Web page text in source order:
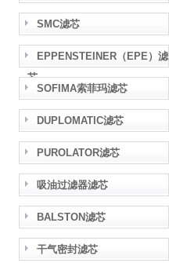
SMC滤芯
EPPENSTEINER（EPE）滤
芯
SOFIMA索菲玛滤芯
DUPLOMATIC滤芯
PUROLATOR滤芯
吸油过滤器滤芯
BALSTON滤芯
干气密封滤芯